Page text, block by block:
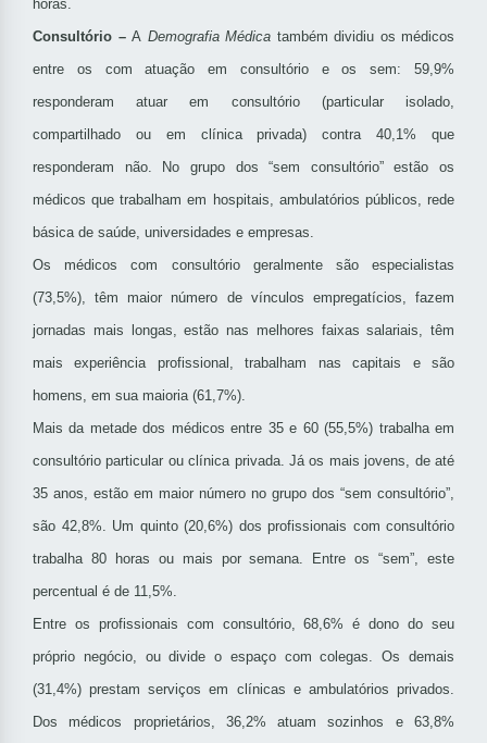
horas.
Consultório – A Demografia Médica também dividiu os médicos
entre os com atuação em consultório e os sem: 59,9%
responderam atuar em consultório (particular isolado,
compartilhado ou em clínica privada) contra 40,1% que
responderam não. No grupo dos “sem consultório” estão os
médicos que trabalham em hospitais, ambulatórios públicos, rede
básica de saúde, universidades e empresas.
Os médicos com consultório geralmente são especialistas
(73,5%), têm maior número de vínculos empregatícios, fazem
jornadas mais longas, estão nas melhores faixas salariais, têm
mais experiência profissional, trabalham nas capitais e são
homens, em sua maioria (61,7%).
Mais da metade dos médicos entre 35 e 60 (55,5%) trabalha em
consultório particular ou clínica privada. Já os mais jovens, de até
35 anos, estão em maior número no grupo dos “sem consultório”,
são 42,8%. Um quinto (20,6%) dos profissionais com consultório
trabalha 80 horas ou mais por semana. Entre os “sem”, este
percentual é de 11,5%.
Entre os profissionais com consultório, 68,6% é dono do seu
próprio negócio, ou divide o espaço com colegas. Os demais
(31,4%) prestam serviços em clínicas e ambulatórios privados.
Dos médicos proprietários, 36,2% atuam sozinhos e 63,8%